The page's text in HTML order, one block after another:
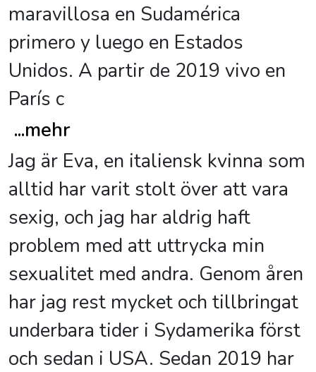
maravillosa en Sudamérica
primero y luego en Estados
Unidos. A partir de 2019 vivo en
París c
...mehr
Jag är Eva, en italiensk kvinna som
alltid har varit stolt över att vara
sexig, och jag har aldrig haft
problem med att uttrycka min
sexualitet med andra. Genom åren
har jag rest mycket och tillbringat
underbara tider i Sydamerika först
och sedan i USA. Sedan 2019 har